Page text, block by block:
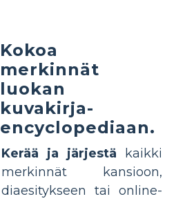
Kokoa
merkinnät
luokan
kuvakirja-
encyclopediaan.
Kerää ja järjestä kaikki
merkinnät kansioon,
diaesitykseen tai online-